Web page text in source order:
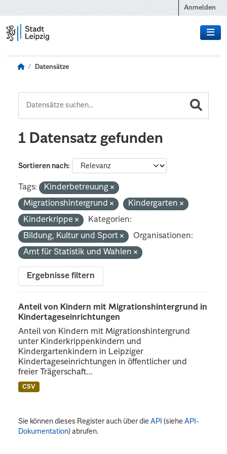
Anmelden
Datensätze
1 Datensatz gefunden
Sortieren nach
Tags:
Kinderbetreuung
Migrationshintergrund
Kindergarten
Kinderkrippe
Kategorien:
Bildung, Kultur und Sport
Organisationen:
Amt für Statistik und Wahlen
Ergebnisse filtern
Anteil von Kindern mit Migrationshintergrund in
Kindertageseinrichtungen
Anteil von Kindern mit Migrationshintergrund
unter Kinderkrippenkindern und
Kindergartenkindern in Leipziger
Kindertageseinrichtungen in öffentlicher und
freier Trägerschaft...
CSV
Sie können dieses Register auch über dieAPI (sieheAPI-
Dokumentation) abrufen.